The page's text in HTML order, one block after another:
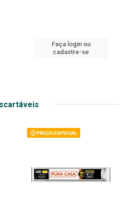
Faça login ou
cadastre-se